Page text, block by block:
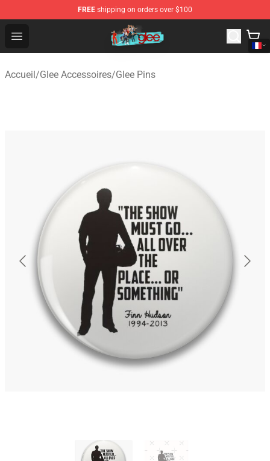
FREE shipping on orders over $100
Open menu
Glee Store - Official Glee Merchandise Shop
Accueil/Glee Accessoires/Glee Pins